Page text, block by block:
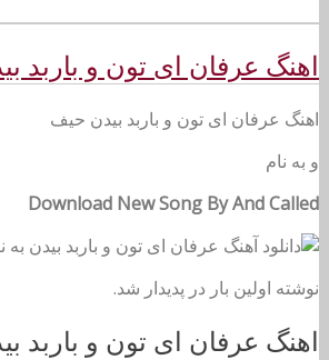
اهنگ عرفان ای تون و باربد
اهنگ عرفان ای تون و باربد بیدن حیف
و به نام
Download New Song By And Called
نوشته اولین بار در پدیدار شد.
اهنگ عرفان ای تون و باربد